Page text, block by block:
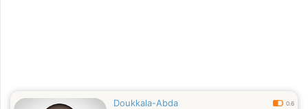
Doukkala-Abda 0.6